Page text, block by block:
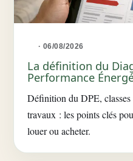
· 06/08/2026
La définition du
Performance
Définition du DPE,
travaux : les points clés
louer ou acheter.